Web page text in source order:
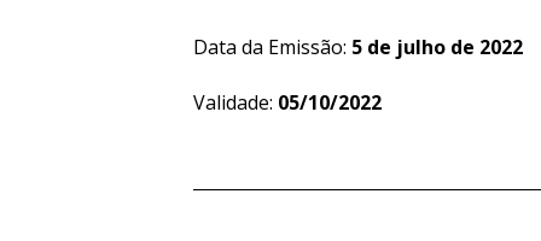
Data da Emissão: 5 de julho de 2022
Validade: 05/10/2022